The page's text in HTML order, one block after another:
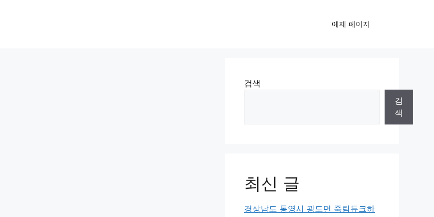
예제 페이지
검색
검
색
최신 글
경상남도 통영시 광도면 죽림듀크하